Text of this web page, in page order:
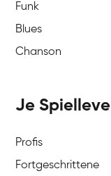
Funk
Blues
Chanson
Je Spiellevel
Profis
Fortgeschrittene